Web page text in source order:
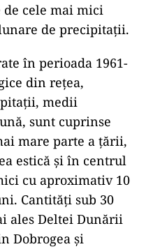
cele mai mici
de precipitaţii.
în perioada 1961-
din reţea,
medii
sunt cuprinse
mare parte a ţării,
estică şi în centrul
cu aproximativ 10
Cantităţi sub 30
ales Deltei Dunării
Dobrogea şi